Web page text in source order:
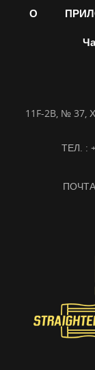
О
11F-2B, № 37,
ТЕЛ. :